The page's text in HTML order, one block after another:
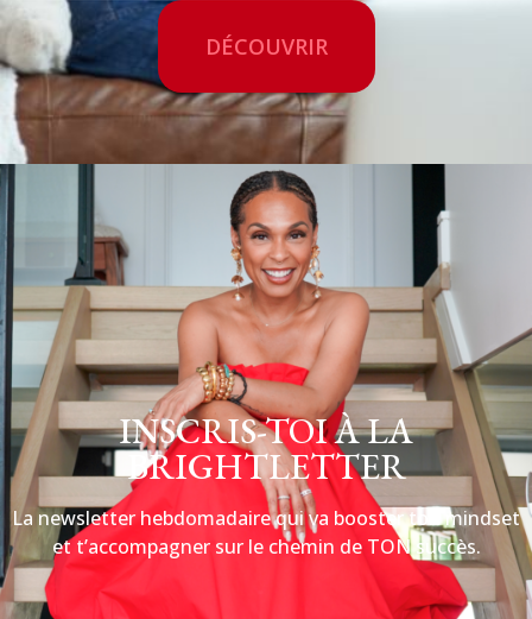
DÉCOUVRIR
INSCRIS-TOI À LA
BRIGHTLETTER
La newsletter hebdomadaire qui va booster ton mindset
et t’accompagner sur le chemin de TON succès.